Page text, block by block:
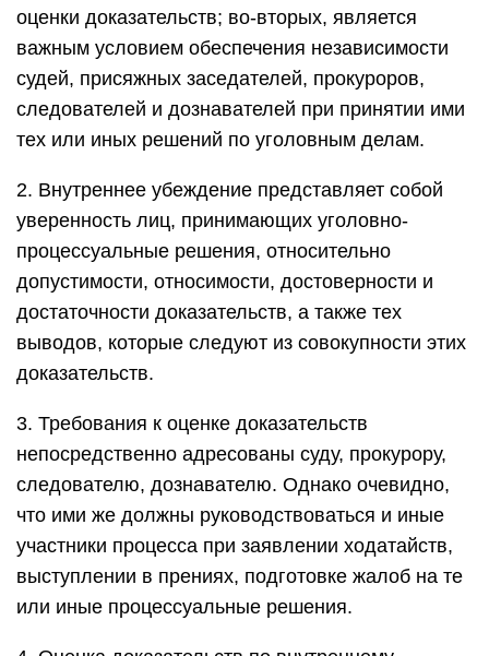
оценки доказательств; во-вторых, является
важным условием обеспечения независимости
судей, присяжных заседателей, прокуроров,
следователей и дознавателей при принятии ими
тех или иных решений по уголовным делам.
2. Внутреннее убеждение представляет собой
уверенность лиц, принимающих уголовно-
процессуальные решения, относительно
допустимости, относимости, достоверности и
достаточности доказательств, а также тех
выводов, которые следуют из совокупности этих
доказательств.
3. Требования к оценке доказательств
непосредственно адресованы суду, прокурору,
следователю, дознавателю. Однако очевидно,
что ими же должны руководствоваться и иные
участники процесса при заявлении ходатайств,
выступлении в прениях, подготовке жалоб на те
или иные процессуальные решения.